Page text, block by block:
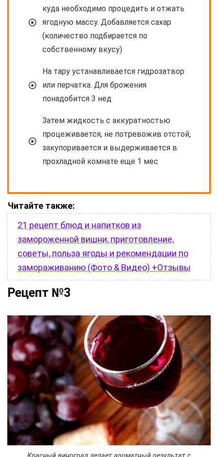
куда необходимо процедить и отжать
ягодную массу. Добавляется сахар
(количество подбирается по
собственному вкусу)
На тару устанавливается гидрозатвор
или перчатка. Для брожения
понадобится 3 нед
Затем жидкость с аккуратностью
процеживается, не потревожив отстой,
закупоривается и выдерживается в
прохладной комнате еще 1 мес
Читайте также:
21 рецепт блюд и напитков из
замороженной вишни, приготовление,
советы, польза ягоды и рекомендации по
замораживанию (Фото & Видео) +Отзывы
Рецепт №3